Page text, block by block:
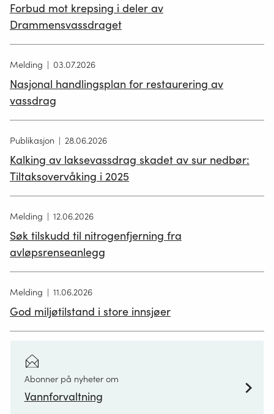
Forbud mot krepsing i deler av
Drammensvassdraget
Melding 03.07.2026
Nasjonal handlingsplan for restaurering av
vassdrag
Publikasjon 28.06.2026
Kalking av laksevassdrag skadet av sur nedbør:
Tiltaksovervåking i 2025
Melding 12.06.2026
Søk tilskudd til nitrogenfjerning fra
avløpsrenseanlegg
Melding 11.06.2026
God miljøtilstand i store innsjøer
Abonner på nyheter om
Vannforvaltning